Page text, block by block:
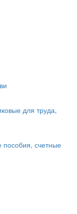
для труда,
счетные